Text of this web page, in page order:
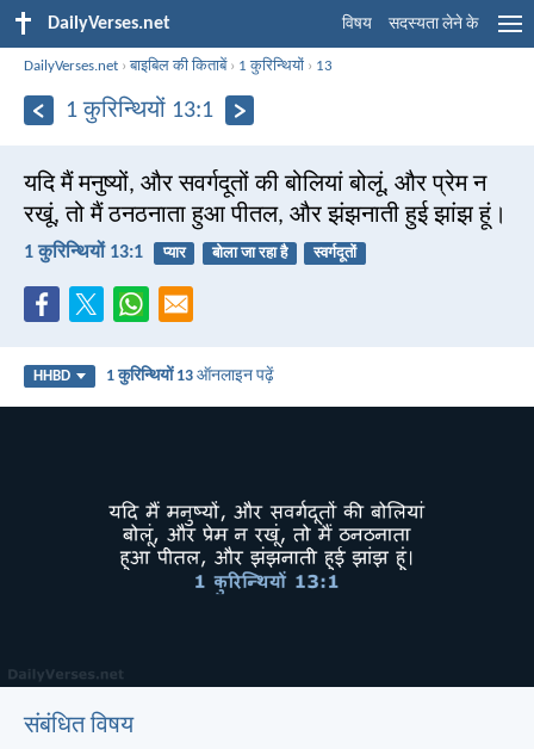
DailyVerses.net विषय सदस्यता लेने के
DailyVerses.net ›बाइबिल की किताबें› 1 कुरिन्थियों › 13
1 कुरिन्थियों 13:1
यदि मैं मनुष्यों, और सवर्गदूतों की बोलियां बोलूं, और प्रेम न
रखूं, तो मैं ठनठनाता हुआ पीतल, और झंझनाती हुई झांझ हूं।
1 कुरिन्थियों 13:1 प्यार बोला जा रहा है स्वर्गदूतों
HHBD 1 कुरिन्थियों 13 ऑनलाइन पढ़ें
संबंधित विषय